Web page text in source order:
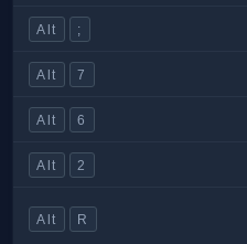
Alt ;
Alt 7
Alt 6
Alt 2
Alt R